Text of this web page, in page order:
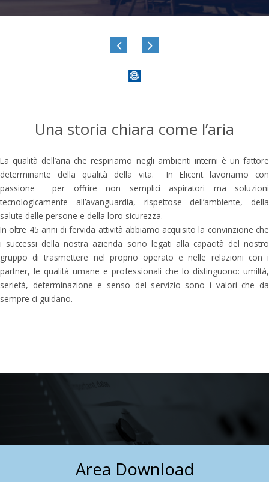
Una storia chiara come l’aria
La qualità dell’aria che respiriamo negli ambienti interni è un fattore
determinante della qualità della vita. In Elicent lavoriamo con
passione per offrire non semplici aspiratori ma soluzioni
tecnologicamente all’avanguardia, rispettose dell’ambiente, della
salute delle persone e della loro sicurezza.
In oltre 45 anni di fervida attività abbiamo acquisito la convinzione che
i successi della nostra azienda sono legati alla capacità del nostro
gruppo di trasmettere nel proprio operato e nelle relazioni con i
partner, le qualità umane e professionali che lo distinguono: umiltà,
serietà, determinazione e senso del servizio sono i valori che da
sempre ci guidano.
Area Download